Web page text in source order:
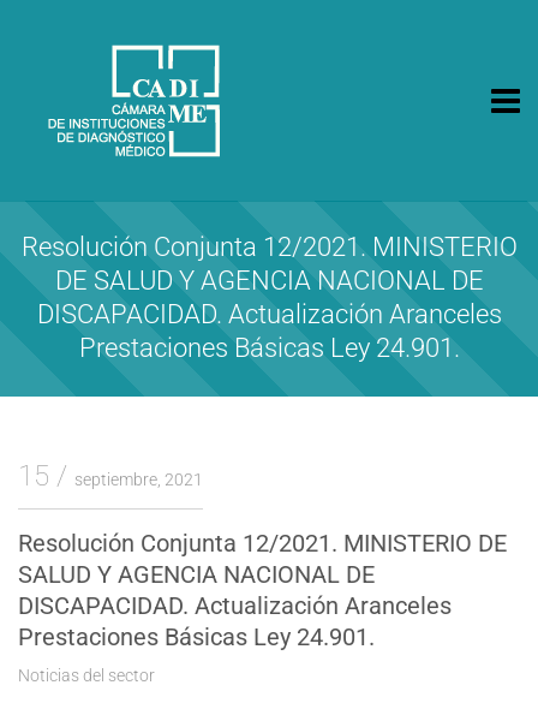
CA.DI.ME.
Cámara de Instituciones de Diagnóstico Médico
Resolución Conjunta 12/2021. MINISTERIO
DE SALUD Y AGENCIA NACIONAL DE
DISCAPACIDAD. Actualización Aranceles
Prestaciones Básicas Ley 24.901.
15 septiembre, 2021
Resolución Conjunta 12/2021. MINISTERIO DE
SALUD Y AGENCIA NACIONAL DE
DISCAPACIDAD. Actualización Aranceles
Prestaciones Básicas Ley 24.901.
Noticias del sector